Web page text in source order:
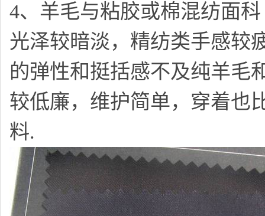
4、羊毛与粘胶或棉混纺面科
光泽较暗淡，精纺类手感较
的弹性和挺括感不及纯羊毛
较低廉，维护简单，穿着也
料.